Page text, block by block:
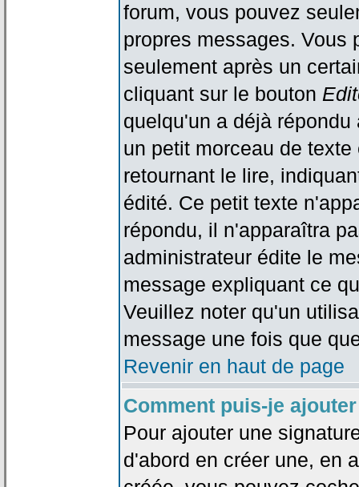
forum, vous pouvez
propres messages. Vous
seulement après un
cliquant sur le bouton
quelqu'un a déjà
un petit morceau de
retournant le lire,
édité. Ce petit texte
répondu, il n'apparaîtra
administrateur édite le
message expliquant ce
Veuillez noter qu'un
message une fois que
Revenir en haut de page
Comment puis-je
Pour ajouter une
d'abord en créer une, en